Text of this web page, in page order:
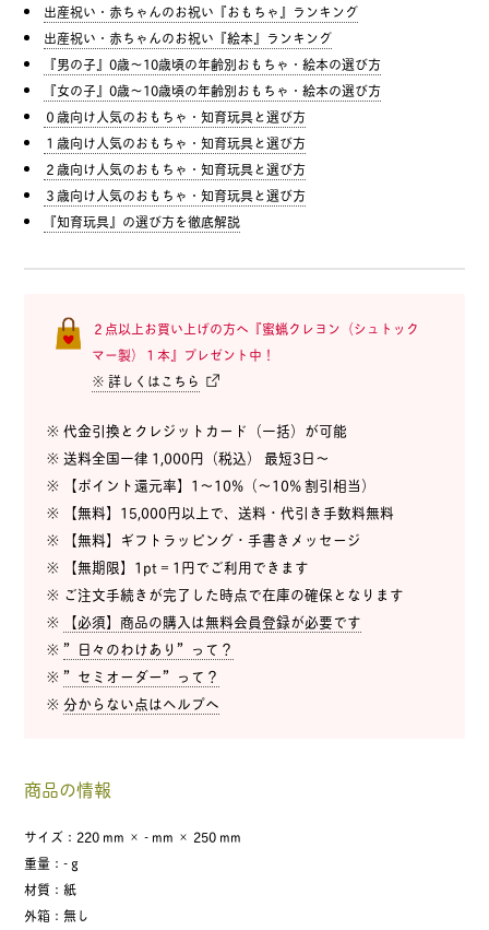
出産祝い・赤ちゃんのお祝い『おもちゃ』ランキング
出産祝い・赤ちゃんのお祝い『絵本』ランキング
『男の子』0歳〜10歳頃の年齢別おもちゃ・絵本の選び方
『女の子』0歳〜10歳頃の年齢別おもちゃ・絵本の選び方
０歳向け人気のおもちゃ・知育玩具と選び方
１歳向け人気のおもちゃ・知育玩具と選び方
２歳向け人気のおもちゃ・知育玩具と選び方
３歳向け人気のおもちゃ・知育玩具と選び方
『知育玩具』の選び方を徹底解説
２点以上お買い上げの方へ『蜜蝋クレヨン（シュトック
マー製）１本』プレゼント中！
※ 詳しくはこちら
※ 代金引換とクレジットカード（一括）が可能
※ 送料全国一律 1,000円（税込） 最短3日〜
※ 【ポイント還元率】1〜10%（〜10% 割引相当）
※ 【無料】15,000円以上で、送料・代引き手数料無料
※ 【無料】ギフトラッピング・手書きメッセージ
※ 【無期限】1pt = 1円でご利用できます
※ ご注文手続きが完了した時点で在庫の確保となります
※ 【必須】商品の購入は無料会員登録が必要です
※”日々のわけあり”って？
※”セミオーダー”って？
※分からない点はヘルプへ
商品の情報
サイズ：220 mm × - mm × 250 mm
重量：- g
材質：紙
外箱：無し